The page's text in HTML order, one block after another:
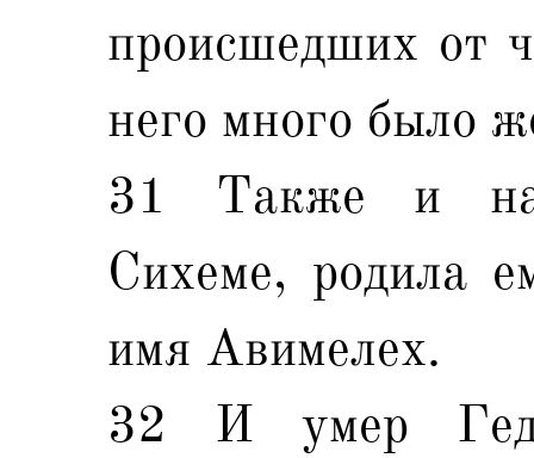
происшедших от
него много было
31 Также и
Сихеме, родила
имя Авимелех.
32 И умер